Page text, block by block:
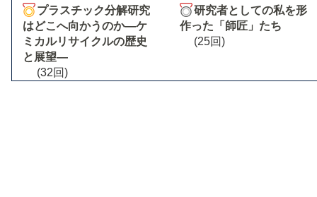
プラスチック分解研究
はどこへ向かうのか―ケ
ミカルリサイクルの歴史
と展望―
(32回)
研究者としての私を形
作った「師匠」たち
(25回)